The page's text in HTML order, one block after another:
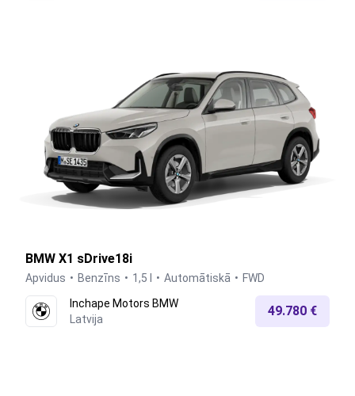
BMW X1 sDrive18i
Apvidus Benzīns 1,5 l Automātiskā
FWD
Inchape Motors BMW
Latvija
49.780 €